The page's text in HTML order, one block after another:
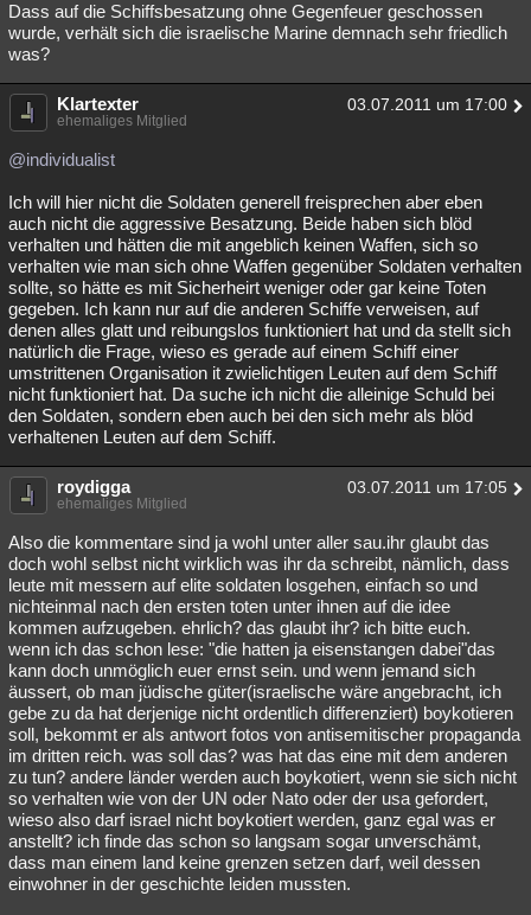
Dass auf die Schiffsbesatzung ohne Gegenfeuer geschossen
wurde, verhält sich die israelische Marine demnach sehr friedlich
was?
Klartexter 03.07.2011 um 17:00
ehemaliges Mitglied
@individualist
Ich will hier nicht die Soldaten generell freisprechen aber eben
auch nicht die aggressive Besatzung. Beide haben sich blöd
verhalten und hätten die mit angeblich keinen Waffen, sich so
verhalten wie man sich ohne Waffen gegenüber Soldaten verhalten
sollte, so hätte es mit Sicherheirt weniger oder gar keine Toten
gegeben. Ich kann nur auf die anderen Schiffe verweisen, auf
denen alles glatt und reibungslos funktioniert hat und da stellt sich
natürlich die Frage, wieso es gerade auf einem Schiff einer
umstrittenen Organisation it zwielichtigen Leuten auf dem Schiff
nicht funktioniert hat. Da suche ich nicht die alleinige Schuld bei
den Soldaten, sondern eben auch bei den sich mehr als blöd
verhaltenen Leuten auf dem Schiff.
roydigga 03.07.2011 um 17:05
ehemaliges Mitglied
Also die kommentare sind ja wohl unter aller sau.ihr glaubt das
doch wohl selbst nicht wirklich was ihr da schreibt, nämlich, dass
leute mit messern auf elite soldaten losgehen, einfach so und
nichteinmal nach den ersten toten unter ihnen auf die idee
kommen aufzugeben. ehrlich? das glaubt ihr? ich bitte euch.
wenn ich das schon lese: "die hatten ja eisenstangen dabei"das
kann doch unmöglich euer ernst sein. und wenn jemand sich
äussert, ob man jüdische güter(israelische wäre angebracht, ich
gebe zu da hat derjenige nicht ordentlich differenziert) boykotieren
soll, bekommt er als antwort fotos von antisemitischer propaganda
im dritten reich. was soll das? was hat das eine mit dem anderen
zu tun? andere länder werden auch boykotiert, wenn sie sich nicht
so verhalten wie von der UN oder Nato oder der usa gefordert,
wieso also darf israel nicht boykotiert werden, ganz egal was er
anstellt? ich finde das schon so langsam sogar unverschämt,
dass man einem land keine grenzen setzen darf, weil dessen
einwohner in der geschichte leiden mussten.